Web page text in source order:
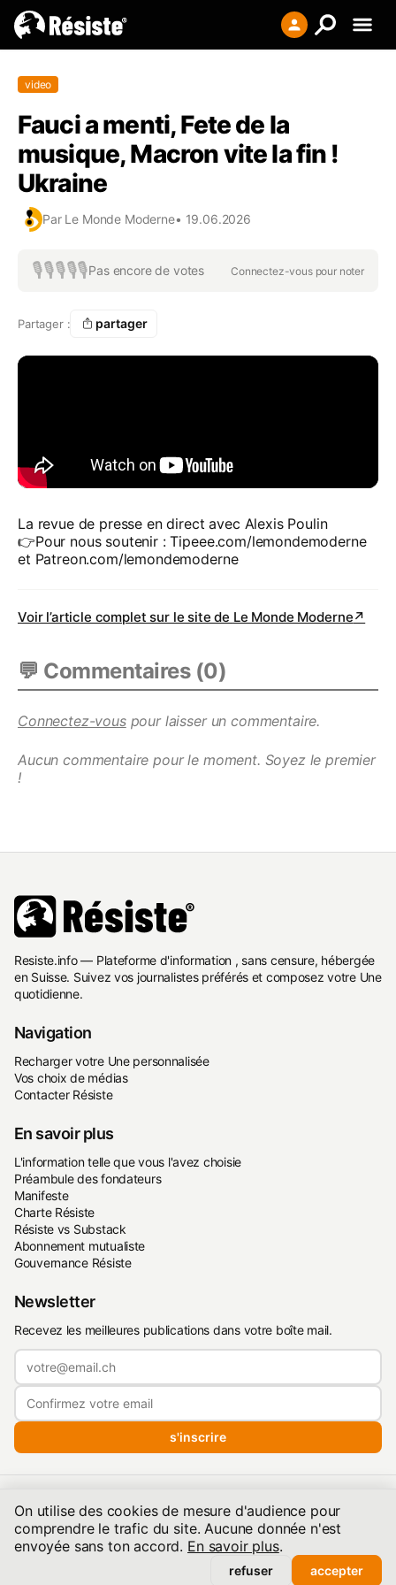
On utilise des cookies de mesure d'audience pour
comprendre le trafic du site. Aucune donnée n'est
envoyée sans ton accord. En savoir plus.
refuser accepter
S'enregistrer
video
Fauci a menti, Fete de la
musique, Macron vite la fin !
Ukraine
Par Le Monde Moderne• 19.06.2026
🎙️🎙️🎙️🎙️🎙️Pas encore de votes Connectez-vous pour noter
Partager : partager
La revue de presse en direct avec Alexis Poulin
👉Pour nous soutenir : Tipeee.com/lemondemoderne
et Patreon.com/lemondemoderne
Voir l’article complet sur le site de Le Monde Moderne↗
💬 Commentaires (0)
Connectez-vouspour laisser un commentaire.
Aucun commentaire pour le moment. Soyez le premier
!
Resiste.info — Plateforme d'information , sans censure, hébergée
en Suisse. Suivez vos journalistes préférés et composez votre Une
quotidienne.
Navigation
Recharger votre Une personnalisée
Vos choix de médias
Contacter Résiste
En savoir plus
L'information telle que vous l'avez choisie
Préambule des fondateurs
Manifeste
Charte Résiste
Résiste vs Substack
Abonnement mutualiste
Gouvernance Résiste
Newsletter
Recevez les meilleures publications dans votre boîte mail.
s'inscrire
Conditions de publication
©2026 resiste.info | Hébergé quelque part dans les Alpes — Une
société de droit suisse